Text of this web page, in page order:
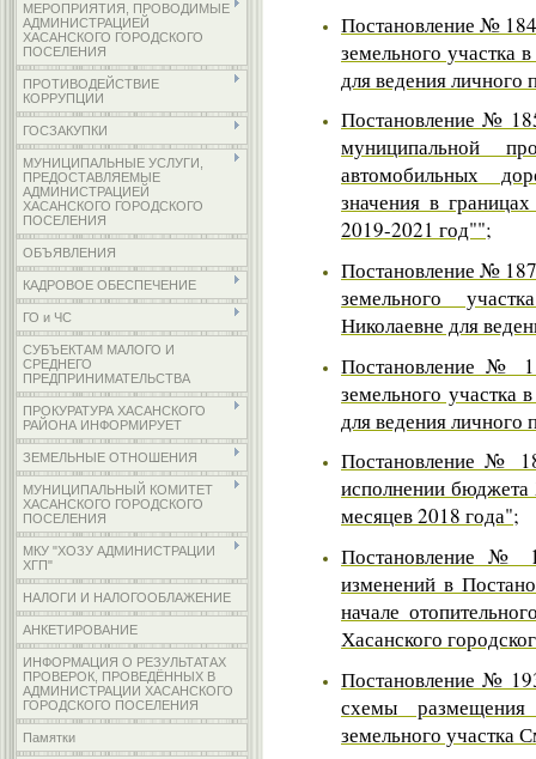
МЕРОПРИЯТИЯ, ПРОВОДИМЫЕ
АДМИНИСТРАЦИЕЙ
ХАСАНСКОГО ГОРОДСКОГО
ПОСЕЛЕНИЯ
ПРОТИВОДЕЙСТВИЕ
КОРРУПЦИИ
ГОСЗАКУПКИ
МУНИЦИПАЛЬНЫЕ УСЛУГИ,
ПРЕДОСТАВЛЯЕМЫЕ
АДМИНИСТРАЦИЕЙ
ХАСАНСКОГО ГОРОДСКОГО
ПОСЕЛЕНИЯ
ОБЪЯВЛЕНИЯ
КАДРОВОЕ ОБЕСПЕЧЕНИЕ
ГО и ЧС
СУБЪЕКТАМ МАЛОГО И
СРЕДНЕГО
ПРЕДПРИНИМАТЕЛЬСТВА
ПРОКУРАТУРА ХАСАНСКОГО
РАЙОНА ИНФОРМИРУЕТ
ЗЕМЕЛЬНЫЕ ОТНОШЕНИЯ
МУНИЦИПАЛЬНЫЙ КОМИТЕТ
ХАСАНСКОГО ГОРОДСКОГО
ПОСЕЛЕНИЯ
МКУ "ХОЗУ АДМИНИСТРАЦИИ
ХГП"
НАЛОГИ И НАЛОГООБЛАЖЕНИЕ
АНКЕТИРОВАНИЕ
ИНФОРМАЦИЯ О РЕЗУЛЬТАТАХ
ПРОВЕРОК, ПРОВЕДЁННЫХ В
АДМИНИСТРАЦИИ ХАСАНСКОГО
ГОРОДСКОГО ПОСЕЛЕНИЯ
Памятки
Постановление №
земельного участка
для ведения личного
Постановление №
муниципальной
автомобильных
значения в
2019-2021 год"";
Постановление №
земельного
Николаевне для
Постановление №
земельного участка
для ведения личного
Постановление №
исполнении бюджета
месяцев 2018 года";
Постановление №
изменений в
начале
Хасанского
Постановление №
схемы
земельного участка